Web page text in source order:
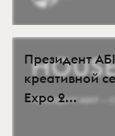
Президент
креативной
Expo 2...